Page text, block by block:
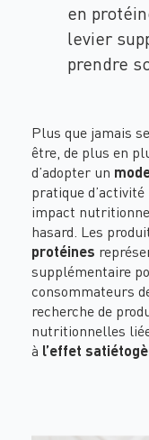
en
levier
prendre
Plus que jamais
être, de plus en
d’adopter un
pratique d’activité
impact
hasard. Les
protéines
supplémentaire
consommateurs
recherche de
nutritionnelles
à l’effet